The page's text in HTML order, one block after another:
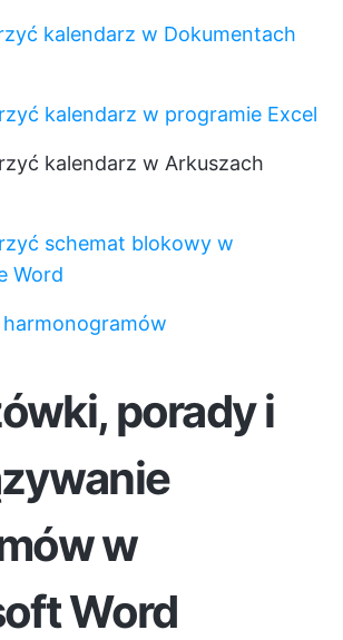
kalendarz w Dokumentach
kalendarz w programie Excel
kalendarz w Arkuszach
schemat blokowy w
Word
porady i
w
Word